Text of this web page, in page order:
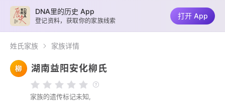
姓氏家族 家族详情
柳 湖南益阳安化柳氏
家族的遗传标记未知,
DNA里的历史 App
登记资料，获取你的家族线索
打开 App